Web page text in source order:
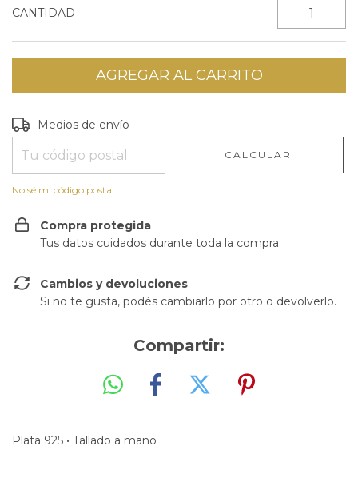
CANTIDAD
Entregas para el CP:
Medios de envío
CALCULAR
No sé mi código postal
Compra protegida
Tus datos cuidados durante toda la compra.
Cambios y devoluciones
Si no te gusta, podés cambiarlo por otro o devolverlo.
Compartir:
Plata 925 • Tallado a mano